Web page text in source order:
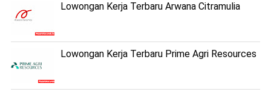
Lowongan Kerja Terbaru Arwana Citramulia
Lowongan Kerja Terbaru Prime Agri Resources